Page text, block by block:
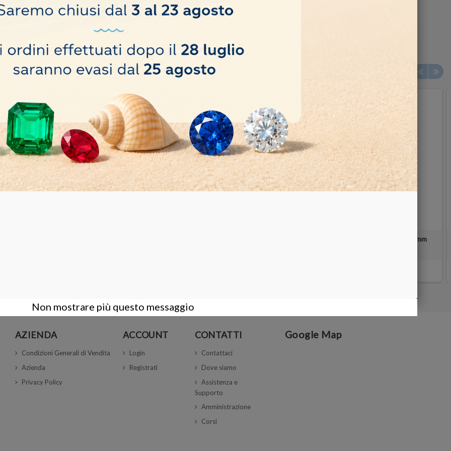
comprato anche:
Disco diamantato Ø 150/200 mm - Foro 12.7 mm
AZIENDA
Condizioni Generali di Vendita
Azienda
Privacy Policy
ACCOUNT
Login
Registrati
CONTATTI
Contattaci
Dove siamo
Assistenza e
Supporto
Amministrazione
Corsi
Google Map
Non mostrare più questo messaggio